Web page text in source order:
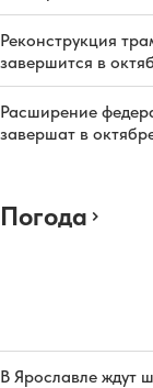
Реконструкция
завершится в
Расширение
завершат в
Погода
В Ярославле ждут